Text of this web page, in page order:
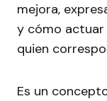
mejora,
y cómo actuar
quien
Es un